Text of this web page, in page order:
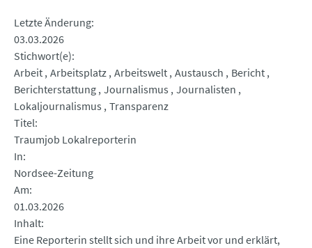
Letzte Änderung
03.03.2026
Stichwort(e)
Arbeit Arbeitsplatz Arbeitswelt Austausch
Bericht
Berichterstattung Journalismus Journalisten
Lokaljournalismus Transparenz
Titel
Traumjob Lokalreporterin
In
Nordsee-Zeitung
Am
01.03.2026
Inhalt
Eine Reporterin stellt sich und ihre Arbeit vor und erklärt,